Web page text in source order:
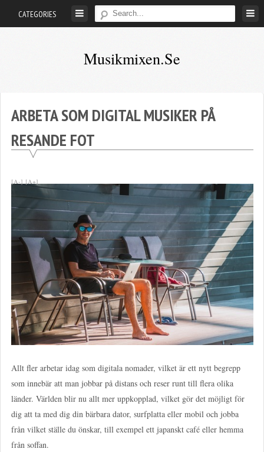
CATEGORIES
Musikmixen.se
ARBETA SOM DIGITAL MUSIKER PÅ
RESANDE FOT
[A-] [A+]
Allt fler arbetar idag som digitala nomader, vilket är ett nytt begrepp
som innebär att man jobbar på distans och reser runt till flera olika
länder. Världen blir nu allt mer uppkopplad, vilket gör det möjligt för
dig att ta med dig din bärbara dator, surfplatta eller mobil och jobba
från vilket ställe du önskar, till exempel ett japanskt café eller hemma
från soffan.